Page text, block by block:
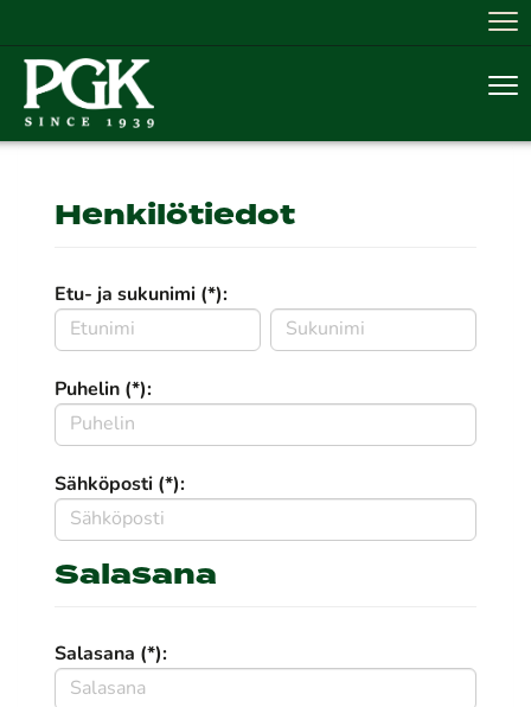
Henkilötiedot
Etu- ja sukunimi (*):
Puhelin (*):
Sähköposti (*):
Salasana
Salasana (*):